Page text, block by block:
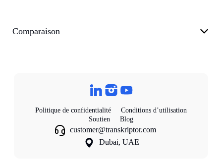
Comparaison
Politique de confidentialité
Conditions d’utilisation
Soutien
Blog
customer@transkriptor.com
Dubai, UAE